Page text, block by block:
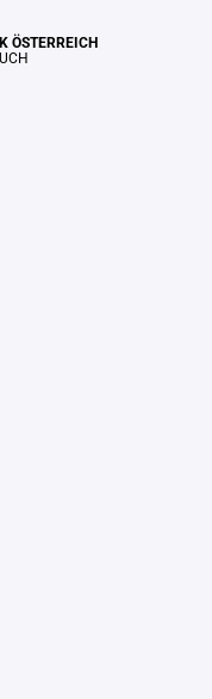
ÖSTERREICH